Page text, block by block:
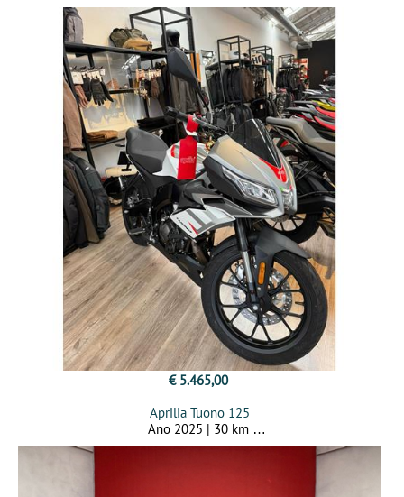
€ 5.465,00
Aprilia Tuono 125
Ano 2025 | 30 km